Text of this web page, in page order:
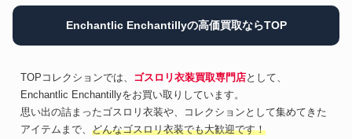
Enchantlic Enchantillyの高価買取ならTOP
TOPコレクションでは、 ゴスロリ衣装買取専門店として、
Enchantlic Enchantillyをお買い取りしています。
思い出の詰まったゴスロリ衣装や、コレクションとして集めてきた
アイテムまで、 どんなゴスロリ衣装でも大歓迎です！